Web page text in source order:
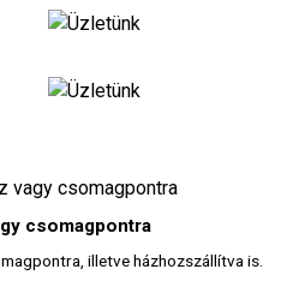
csomagpontra
illetve házhozszállítva is.